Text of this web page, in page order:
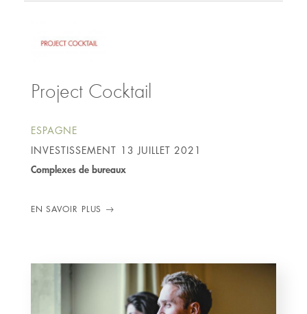
Project Cocktail
ESPAGNE
INVESTISSEMENT 13 JUILLET 2021
Complexes de bureaux
EN SAVOIR PLUS